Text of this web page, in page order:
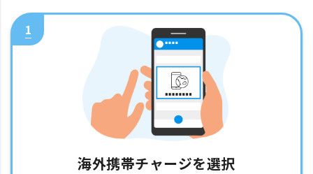
1
海外携帯チャージを選択